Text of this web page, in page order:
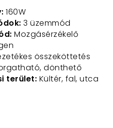
160W
3 üzemmód
Mozgásérzékelő
összeköttetés
dönthető
terület: Kültér, fal, utca